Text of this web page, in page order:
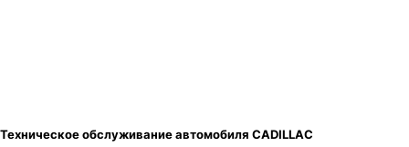
Техническое обслуживание автомобиля CADILLAC